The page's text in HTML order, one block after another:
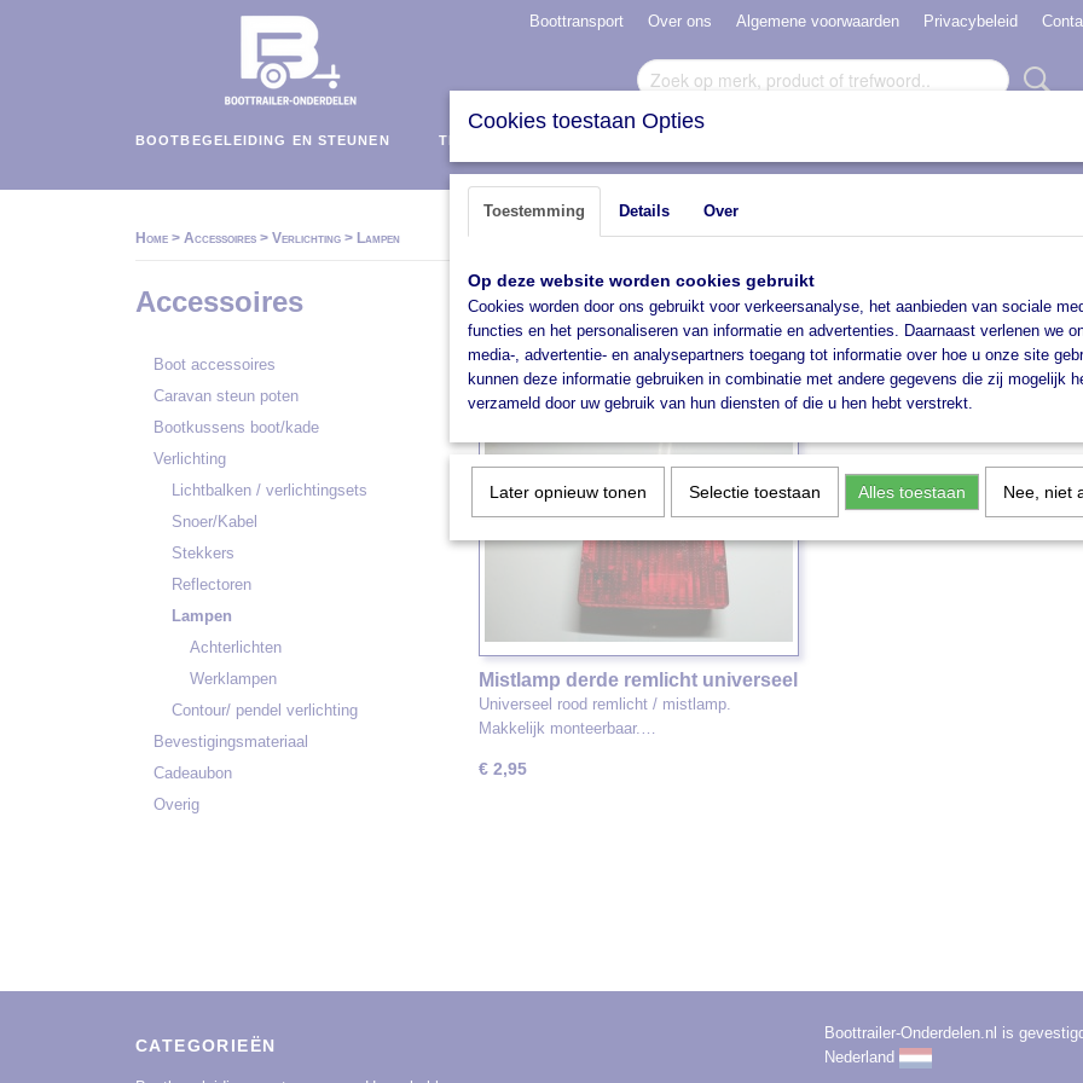
Boottransport Over ons Algemene voorwaarden Privacybeleid
BOOTBEGELEIDING EN STEUNEN TRAILERS EN VERHUUR
Home > Accessoires > Verlichting > Lampen
Accessoires
Boot accessoires
Caravan steun poten
Bootkussens boot/kade
Verlichting
Lichtbalken / verlichtingsets
Snoer/Kabel
Stekkers
Reflectoren
Lampen
Achterlichten
Werklampen
Contour/ pendel verlichting
Bevestigingsmateriaal
Cadeaubon
Overig
Sorteer op:
Mistlamp derde remlicht universeel
Universeel rood remlicht / mistlamp.
Makkelijk monteerbaar.…
€ 2,95
CATEGORIEËN
Boottrailer-Onderdelen.nl is
Nederland
Cookies toestaan Opties
Toestemming Details Over
Op deze website worden cookies gebruikt
Cookies worden door ons gebruikt voor verkeersanalyse, het aanbieden van sociale
functies en het personaliseren van informatie en advertenties. Daarnaast verlenen we
media-, advertentie- en analysepartners toegang tot informatie over hoe u onze site
kunnen deze informatie gebruiken in combinatie met andere gegevens die zij mogelijk
verzameld door uw gebruik van hun diensten of die u hen hebt verstrekt.
Later opnieuw tonen Selectie toestaan Alles toestaan Nee, niet